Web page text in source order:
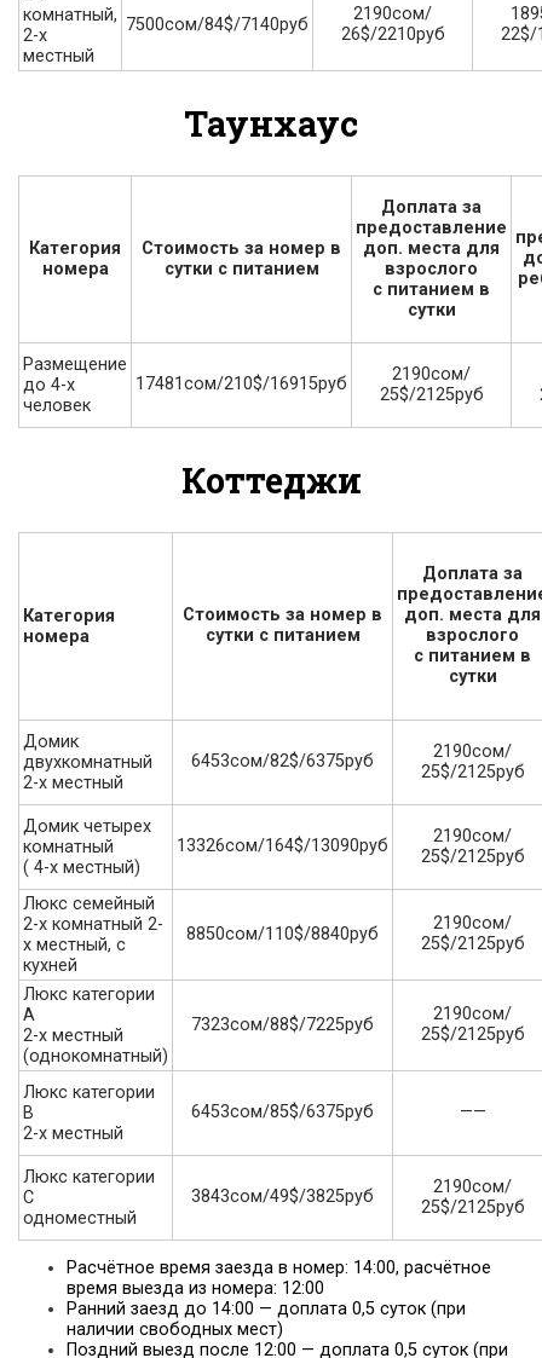
комнатный,
2-х
местный
7500сом/84$/7140руб
2190сом/
26$/2210руб
22$/
Таунхаус
Категория
номера
Стоимость за номер в
сутки с питанием
Доплата за
предоставление
доп. места для
взрослого
с питанием в
сутки
Размещение
до 4-х
человек
17481сом/210$/16915руб
2190сом/
25$/2125руб
Коттеджи
Категория
номера
Стоимость за номер в
сутки с питанием
Доплата за
доп. места для
взрослого
с питанием в
сутки
Домик
двухкомнатный
2-х местный
6453сом/82$/6375руб
2190сом/
25$/2125руб
Домик четырех
комнатный
( 4-х местный)
13326сом/164$/13090руб
2190сом/
25$/2125руб
Люкс семейный
2-х комнатный 2-
х местный, с
кухней
8850сом/110$/8840руб
2190сом/
25$/2125руб
Люкс категории
А
2-х местный
(однокомнатный)
7323сом/88$/7225руб
2190сом/
25$/2125руб
Люкс категории
В
2-х местный
6453сом/85$/6375руб ——
Люкс категории
С
одноместный
3843сом/49$/3825руб
2190сом/
25$/2125руб
Расчётное время заезда в номер: 14:00, расчётное
время выезда из номера: 12:00
Ранний заезд до 14:00 — доплата 0,5 суток (при
наличии свободных мест)
Поздний выезд после 12:00 — доплата 0,5 суток (при